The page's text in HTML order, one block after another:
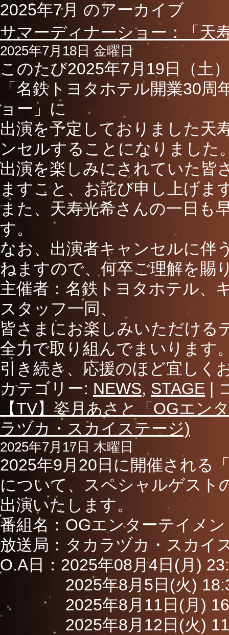
2025年7月 のアーカイブ
サマーディナーショー：「天
2025年7月18日 金曜日
このたび2025年7月19日（土
「名鉄トヨタホテル開業30
ョー」に
出演を予定しておりました天
ンセルすることになりました
出演を楽しみにされていた皆
ますこと、お詫び申し上げま
また、天寿光希さんの一日も
す。
なお、出演者キャンセルに伴
ねますので、何卒ご理解を賜
主催者：名鉄トヨタホテル、
スタッフ一同、
皆さまにお楽しみいただける
全力で取り組んでまいります
引き続き、応援のほど宜しく
カテゴリー: NEWS, STAGE |
【TV】姿月あさと「OGエン
ラヅカ・スカイステージ)
2025年7月17日 木曜日
2025年9月20日に開催される
について、スペシャルゲスト
出演いたします。
番組名：OGエンターテイメ
放送局：タカラヅカ・スカイ
O.A日：2025年08月4日(月)
2025年8月5日(火) 18:30
2025年8月11日(月)
2025年8月12日(火)